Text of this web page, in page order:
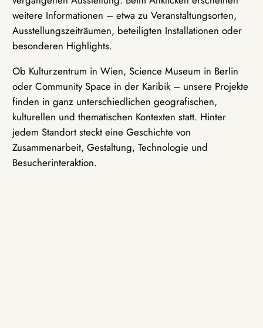
weitere Informationen – etwa zu Veranstaltungsorten,
Ausstellungszeiträumen, beteiligten Installationen oder
besonderen Highlights.
Ob Kulturzentrum in Wien, Science Museum in Berlin
oder Community Space in der Karibik – unsere Projekte
finden in ganz unterschiedlichen geografischen,
kulturellen und thematischen Kontexten statt. Hinter
jedem Standort steckt eine Geschichte von
Zusammenarbeit, Gestaltung, Technologie und
Besucherinteraktion.